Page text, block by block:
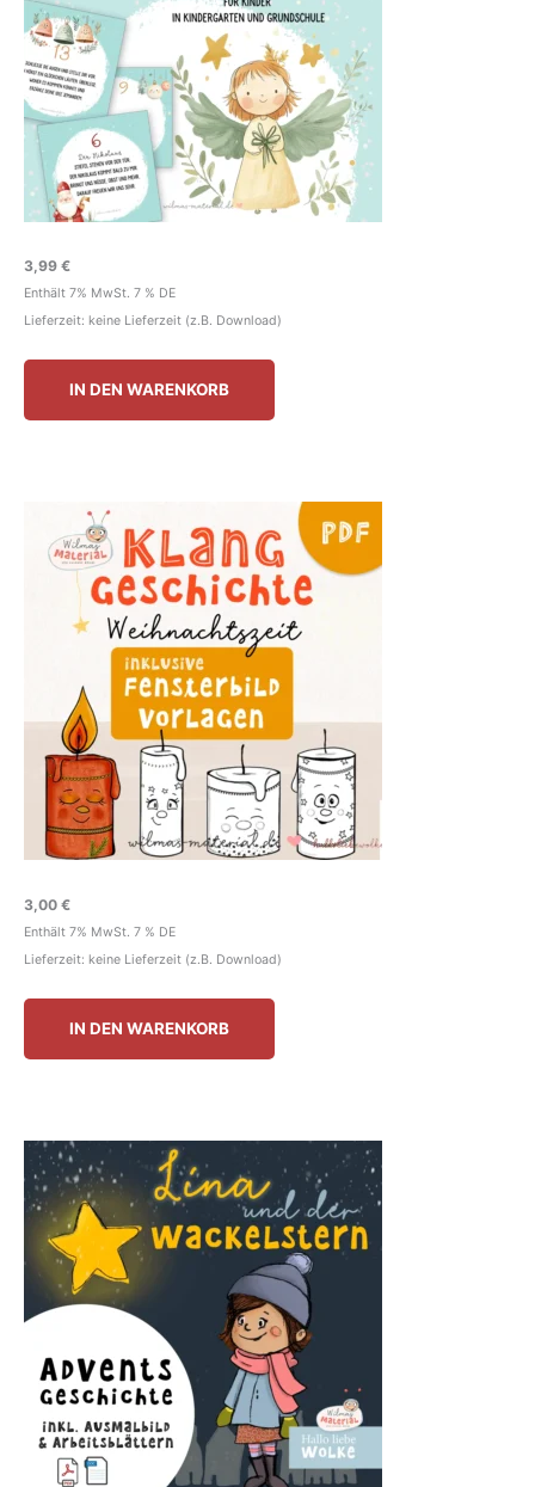
3,99 €
Enthält 7% MwSt. 7 % DE
Lieferzeit: keine Lieferzeit (z.B. Download)
IN DEN WARENKORB
3,00 €
Enthält 7% MwSt. 7 % DE
Lieferzeit: keine Lieferzeit (z.B. Download)
IN DEN WARENKORB